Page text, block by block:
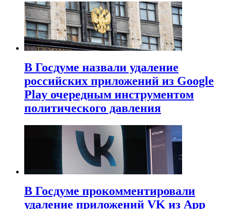
В Госдуме назвали удаление
российских приложений из Google
Play очередным инструментом
политического давления
В Госдуме прокомментировали
удаление приложений VK из App